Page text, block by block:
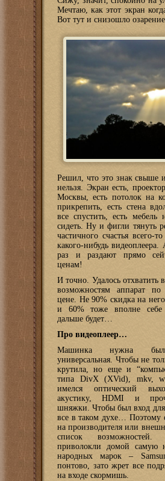
Мечтаю, как этот экран
Вот тут и снизошло
Решил, что это знак свыше
нельзя. Экран есть,
Москвы, есть потолок на
прикрепить, есть стена
все спустить, есть
сидеть. Ну и фигли тянуть
частичного счастья всего-
какого-нибудь
раз и раздают прямо
ценам!
И точно. Удалось отхватить
возможностям аппарат по
цене. Не 90% скидка на
и 60% тоже вполне себе
дальше будет…
Про видеоплеер…
Машинка нужна
универсальная. Чтобы не
крутила, но еще и
типа DivX (XVid), mkv,
имелся оптический
акустику, HDMI и
шняжки. Чтобы был вход
все в таком духе… Поэтому
на производителя или
список возможностей.
приволокли домой самую
народных марок –
понтово, зато жрет все
на входе скормишь.